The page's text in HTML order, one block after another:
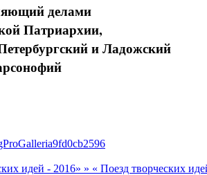
делами
Патриархии,
и Ладожский
идей - 2016» » « Поезд творческих